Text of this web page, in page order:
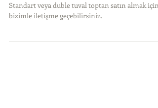
Standart veya duble tuval toptan satın almak için
bizimle iletişme geçebilirsiniz.